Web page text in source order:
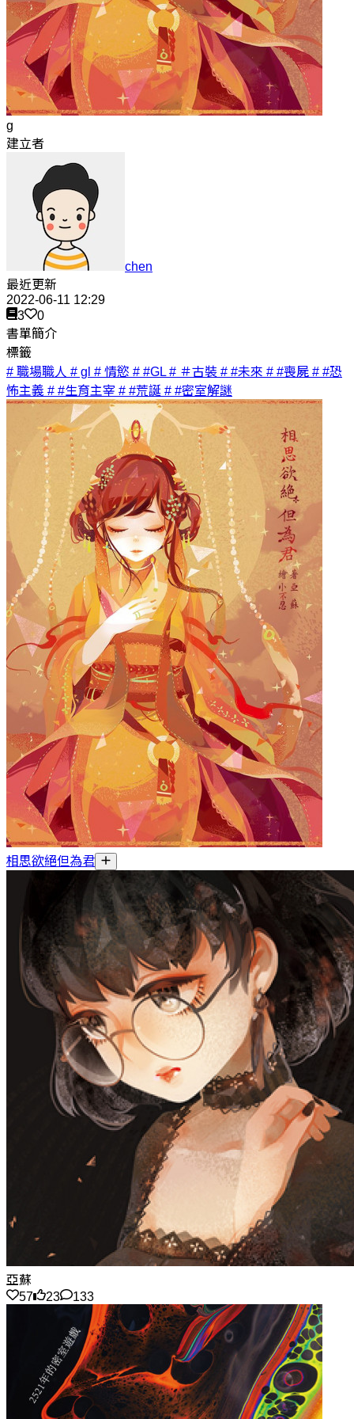
g
建立者
chen
最近更新
2022-06-11 12:29
3
0
書單簡介
標籤
# 職場職人 # gl # 情慾 # #GL # ＃古裝 # #未來 # #喪屍 # #恐
怖主義 # #生育主宰 # #荒誕 # #密室解謎
相思欲絕但為君
亞蘇
57
23 133